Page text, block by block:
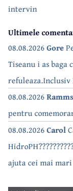
intervin
Ultimele
08.08.2026 Gore
Tiseanu i as baga
bea apa de la
08.08.2026
pentru
08.08.2026 Carol
ajuta cei mai